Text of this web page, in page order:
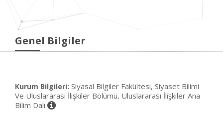
Genel Bilgiler
Kurum Bilgileri: Siyasal Bilgiler Fakültesi, Siyaset Bilimi
Ve Uluslararası İlişkiler Bölümü, Uluslararası İlişkiler Ana
Bilim Dalı